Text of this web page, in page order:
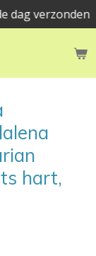
dag verzonden
hart,